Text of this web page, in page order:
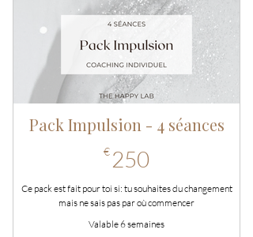
Pack Impulsion - 4 séances
€ 250
Ce pack est fait pour toi si: tu souhaites du changement
mais ne sais pas par où commencer
Valable 6 semaines